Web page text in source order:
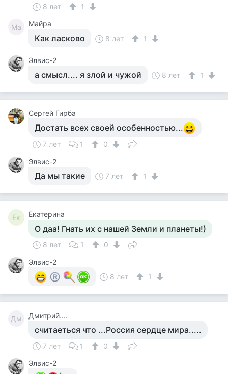
8 лет 1
Ма Майра
Как ласково 8 лет 1
Элвис-2
а смысл.... я злой и чужой 8 лет 1
Сергей Гирба
Достать всех своей особенностью...
7 лет 1
0
Элвис-2
Да мы такие 7 лет 1
Ек Екатерина
О даа! Гнать их с нашей Земли и планеты!)
8 лет 1
0
Элвис-2
8 лет
1
Дм Дмитрий....
считаеться что ...Россия сердце мира.....
7 лет 1
0
Элвис-2